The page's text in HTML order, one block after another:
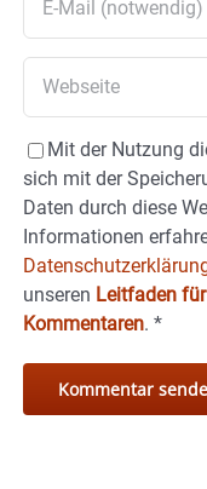
Mit der Nutzung
sich mit der
Daten durch diese
Informationen
unseren Leitfaden
Kommentaren. *